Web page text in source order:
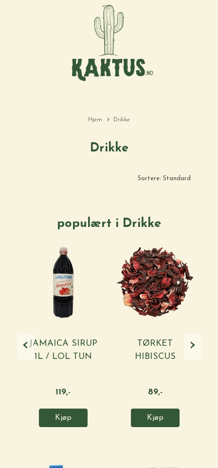
Hjem Drikke
Drikke
populært i Drikke
JAMAICA SIRUP
1L / LOL TUN
119,-
Kjøp
TØRKET
HIBISCUS
89,-
Kjøp
‹ ›